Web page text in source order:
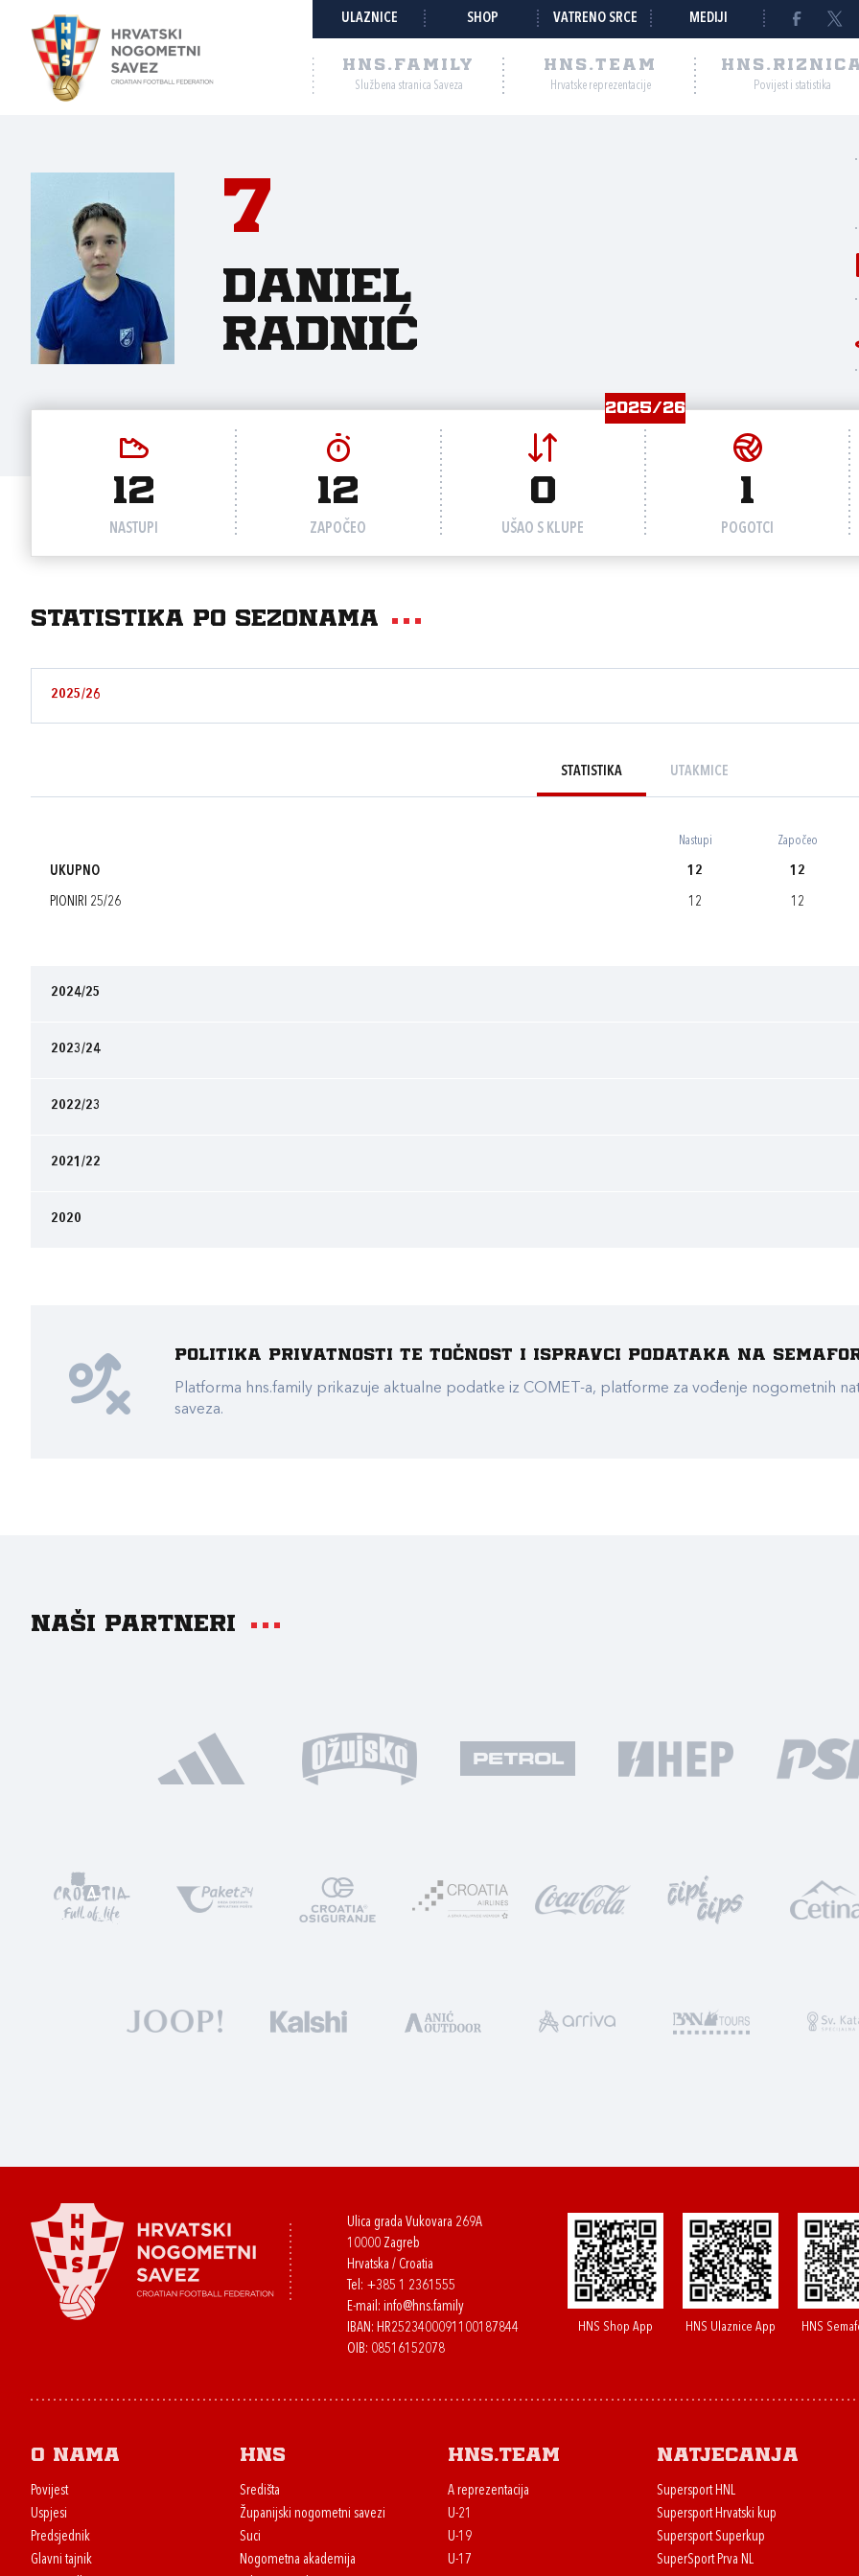
ULAZNICE SHOP VATRENO SRCE MEDIJI
HNS.FAMILY
Službena stranica Saveza
HNS.TEAM
Hrvatske reprezentacije Povijest i statistika
7
Daniel
Radnić
2025/26
12
NASTUPI
12
ZAPOČEO
0
UŠAO S KLUPE
1
POGOTCI
Statistika po sezonama
2025/26
STATISTIKA UTAKMICE
Nastupi Započeo
UKUPNO 12 12
PIONIRI 25/26 12 12
2024/25
2023/24
2022/23
2021/22
2020
Politika privatnosti te točnost i ispravci podataka na
Platforma hns.family prikazuje aktualne podatke iz COMET-a, platforme za vođenje nogometnih
saveza.
Naši partneri
Ulica grada Vukovara 269A
10000 Zagreb
Hrvatska / Croatia
Tel: +385 1 2361555
E-mail: info@hns.family
IBAN: HR2523400091100187844
OIB: 08516152078
HNS Shop App HNS Ulaznice App HNS
O nama
Povijest
Uspjesi
Predsjednik
Glavni tajnik
HNS
Središta
Županijski nogometni savezi
Suci
Nogometna akademija
HNS.team
A reprezentacija
U-21
U-19
U-17
Natjecanja
Supersport HNL
Supersport Hrvatski kup
Supersport Superkup
SuperSport Prva NL